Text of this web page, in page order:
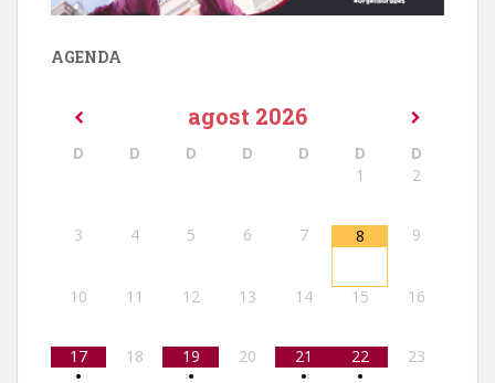
AGENDA
agost 2026
D D D D D D
D
1
2
3 4 5 6 7 8 9
10 11 12 13 14 15 16
17
•
18
19
•
20
21
•
22
•
23